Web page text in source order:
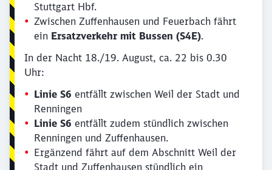
Stuttgart Hbf.
Zwischen Zuffenhausen und Feuerbach fährt
ein Ersatzverkehr mit Bussen (S4E).
In der Nacht 18./19. August, ca. 22 bis 0.30
Uhr:
Linie S6 entfällt zwischen Weil der Stadt und
Renningen
Linie S6 entfällt zudem stündlich zwischen
Renningen und Zuffenhausen.
Ergänzend fährt auf dem Abschnitt Weil der
Stadt und Zuffenhausen stündlich ein